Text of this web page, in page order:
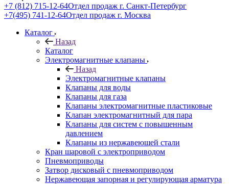
+7 (812) 715-12-64Отдел продаж г. Санкт-Петербург
+7(495) 741-12-64Отдел продаж г. Москва
Каталог
Назад
Каталог
Электромагнитные клапаны
Назад
Электромагнитные клапаны
Клапаны для воды
Клапаны для газа
Клапаны электромагнитные пластиковые
Клапан электромагнитный для пара
Клапаны для систем с повышенным
давлением
Клапаны из нержавеющей стали
Кран шаровой с электроприводом
Пневмоприводы
Затвор дисковый с пневмоприводом
Нержавеющая запорная и регулирующая арматура